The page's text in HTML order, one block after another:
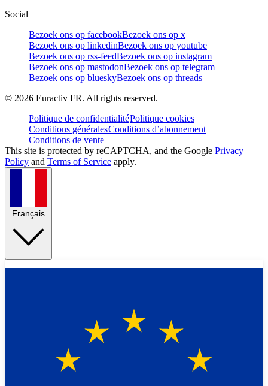
Social
Bezoek ons op facebookBezoek ons op x
Bezoek ons op linkedinBezoek ons op youtube
Bezoek ons op rss-feedBezoek ons op instagram
Bezoek ons op mastodonBezoek ons op telegram
Bezoek ons op blueskyBezoek ons op threads
© 2026 Euractiv FR. All rights reserved.
Politique de confidentialitéPolitique cookies
Conditions généralesConditions d’abonnement
Conditions de vente
This site is protected by reCAPTCHA, and the Google Privacy
Policy and Terms of Service apply.
Français